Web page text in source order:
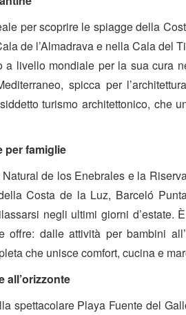
per scoprire le spiagge della
de l’Almadrava e nella Cala del
livello mondiale per la sua cura
spicca per
turismo architettonico, che
per famiglie
de los Enebrales e la
Costa de la Luz, Barceló
negli ultimi giorni d’estate.
dalle attività per bambini
che unisce comfort, cucina e
all’orizzonte
spettacolare Playa Fuente del